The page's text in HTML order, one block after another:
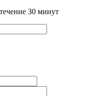
30 минут